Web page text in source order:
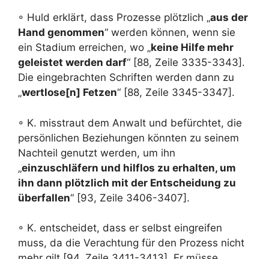
◦ Huld erklärt, dass Prozesse plötzlich „aus der
Hand genommen“ werden können, wenn sie
ein Stadium erreichen, wo „keine Hilfe mehr
geleistet werden darf“ [88, Zeile 3335-3343].
Die eingebrachten Schriften werden dann zu
„wertlose[n] Fetzen“ [88, Zeile 3345-3347].
◦ K. misstraut dem Anwalt und befürchtet, die
persönlichen Beziehungen könnten zu seinem
Nachteil genutzt werden, um ihn
„einzuschläfern und hilflos zu erhalten, um
ihn dann plötzlich mit der Entscheidung zu
überfallen“ [93, Zeile 3406-3407].
◦ K. entscheidet, dass er selbst eingreifen
muss, da die Verachtung für den Prozess nicht